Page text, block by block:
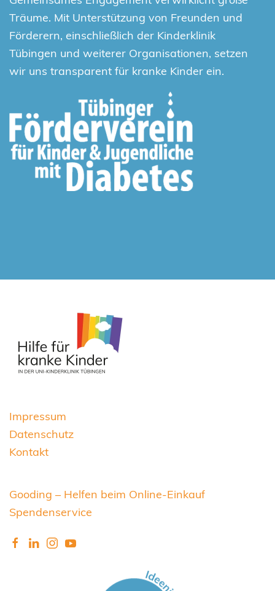
Träume. Mit Unterstützung von Freunden und
Förderern, einschließlich der Kinderklinik
Tübingen und weiterer Organisationen, setzen
wir uns transparent für kranke Kinder ein.
Impressum
Datenschutz
Kontakt
Gooding – Helfen beim Online-Einkauf
Spendenservice